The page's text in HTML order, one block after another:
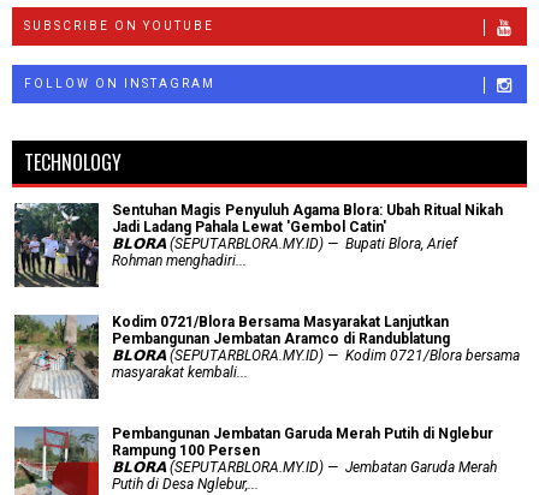
SUBSCRIBE ON YOUTUBE
FOLLOW ON INSTAGRAM
TECHNOLOGY
Sentuhan Magis Penyuluh Agama Blora: Ubah Ritual Nikah
Jadi Ladang Pahala Lewat 'Gembol Catin'
𝗕𝗟𝗢𝗥𝗔 (SEPUTARBLORA.MY.ID) — Bupati Blora, Arief
Rohman menghadiri...
Kodim 0721/Blora Bersama Masyarakat Lanjutkan
Pembangunan Jembatan Aramco di Randublatung
𝗕𝗟𝗢𝗥𝗔 (SEPUTARBLORA.MY.ID) — Kodim 0721/Blora bersama
masyarakat kembali...
Pembangunan Jembatan Garuda Merah Putih di Nglebur
Rampung 100 Persen
𝗕𝗟𝗢𝗥𝗔 (SEPUTARBLORA.MY.ID) — Jembatan Garuda Merah
Putih di Desa Nglebur,...